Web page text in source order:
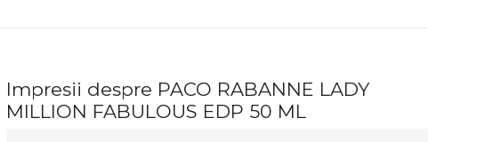
Impresii despre PACO RABANNE LADY
MILLION FABULOUS EDP 50 ML